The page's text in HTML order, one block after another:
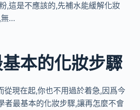
,這是不應該的,先補水能緩解化妝
無…
本的化妝步驟
從現在起,你也不用過於着急,因爲今
者最基本的化妝步驟,讓再怎麼不會